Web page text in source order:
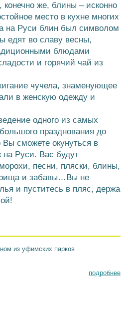
же, блины – исконно
место в кухне многих
на Руси блин был символом
едят во славу весны,
блюдами
и горячий чай из
чучела, знаменующее
в женскую одежду и
одного из самых
празднования до
сможете окунуться в
на Руси. Вас будут
песни, пляски, блины,
и забавы…Вы не
и пуститесь в пляс, держа
из уфимских парков
подробнее